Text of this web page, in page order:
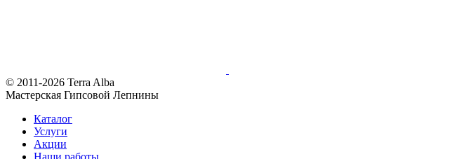
© 2011-2026 Terra Alba
Мастерская Гипсовой Лепнины
Каталог
Услуги
Акции
Наши работы